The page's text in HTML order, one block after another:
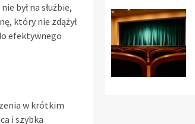
był na służbie,
który nie zdążył
efektywnego
w krótkim
i szybka